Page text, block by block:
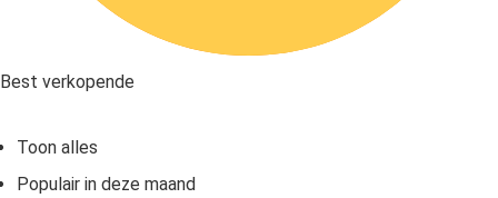
Best verkopende
Toon alles
Populair in deze maand